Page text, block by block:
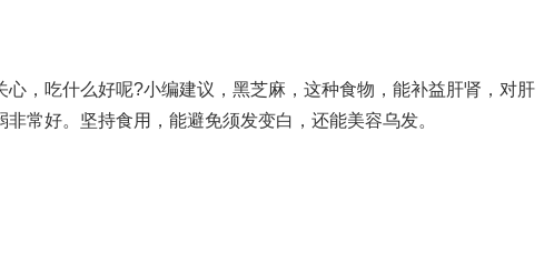
吃什么好呢?小编建议，黑芝麻，这种食物，能补益肝肾，对肝
非常好。坚持食用，能避免须发变白，还能美容乌发。